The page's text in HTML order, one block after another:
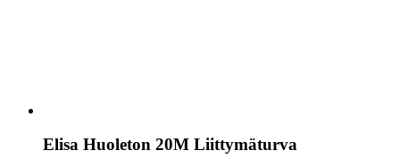
Elisa Huoleton 20M Liittymäturva